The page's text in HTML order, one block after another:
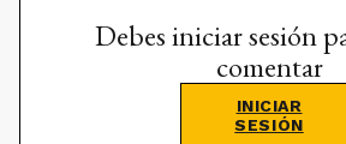
Debes iniciar sesión
comentar
INICIAR
SESIÓN